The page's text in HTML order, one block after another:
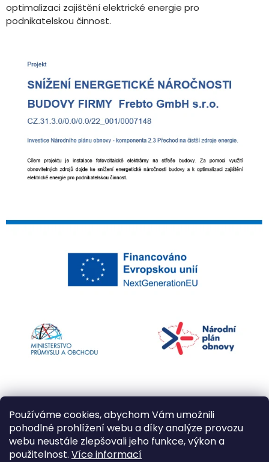
Používáme cookies, abychom Vám umožnili
pohodlné prohlížení webu a díky analýze provozu
webu neustále zlepšovali jeho funkce, výkon a
použitelnost. Více informací
optimalizaci zajištění elektrické energie pro
podnikatelskou činnost.